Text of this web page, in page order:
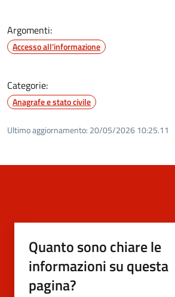
Argomenti:
Accesso all'informazione
Categorie:
Anagrafe e stato civile
Ultimo aggiornamento: 20/05/2026 10:25.11
Quanto sono chiare le
informazioni su questa
pagina?